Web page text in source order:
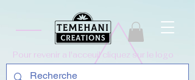
Pour revenir a l'acceuil cliquez sur le logo